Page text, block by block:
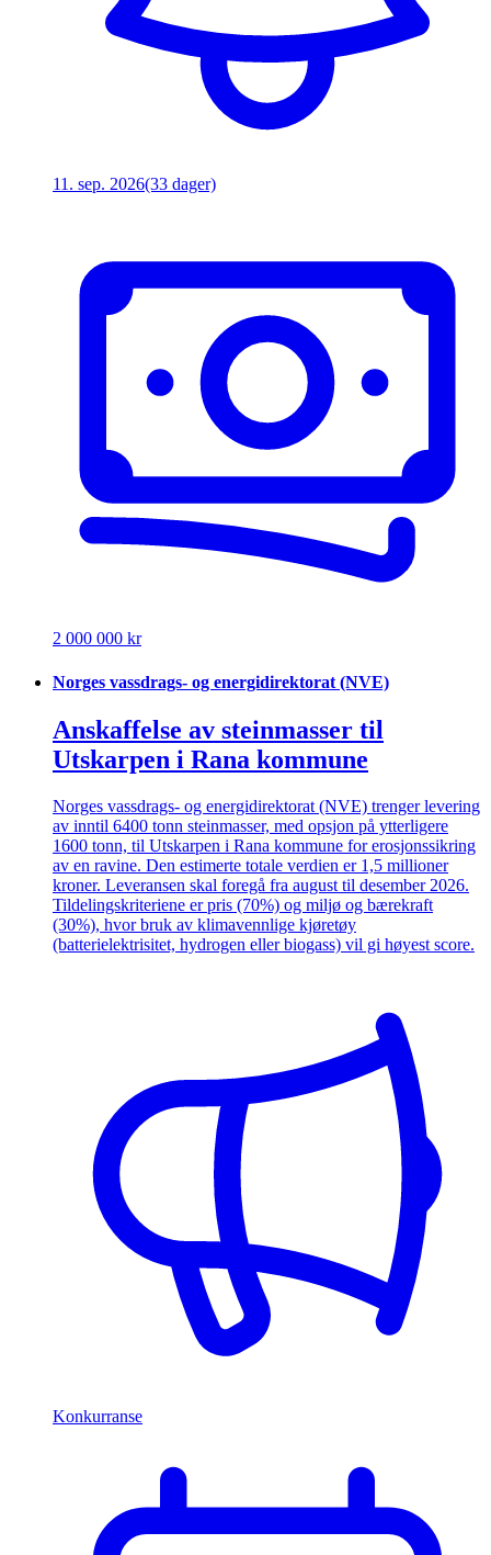
11. sep. 2026(33 dager)
2 000 000 kr
Norges vassdrags- og energidirektorat (NVE)
Anskaffelse av steinmasser til
Utskarpen i Rana kommune
Norges vassdrags- og energidirektorat (NVE) trenger levering
av inntil 6400 tonn steinmasser, med opsjon på ytterligere
1600 tonn, til Utskarpen i Rana kommune for erosjonssikring
av en ravine. Den estimerte totale verdien er 1,5 millioner
kroner. Leveransen skal foregå fra august til desember 2026.
Tildelingskriteriene er pris (70%) og miljø og bærekraft
(30%), hvor bruk av klimavennlige kjøretøy
(batterielektrisitet, hydrogen eller biogass) vil gi høyest score.
Konkurranse